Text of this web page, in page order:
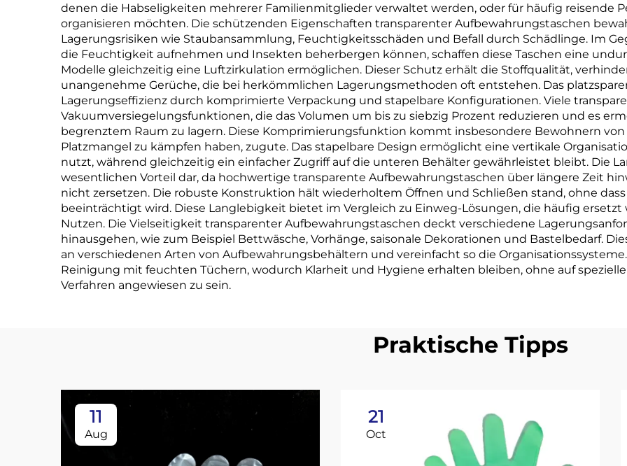
denen die Habseligkeiten mehrerer Familienmitglieder verwaltet werden, oder für häufig reisende
organisieren möchten. Die schützenden Eigenschaften transparenter Aufbewahrungstaschen
Lagerungsrisiken wie Staubansammlung, Feuchtigkeitsschäden und Befall durch Schädlinge. Im
die Feuchtigkeit aufnehmen und Insekten beherbergen können, schaffen diese Taschen eine
Modelle gleichzeitig eine Luftzirkulation ermöglichen. Dieser Schutz erhält die Stoffqualität,
unangenehme Gerüche, die bei herkömmlichen Lagerungsmethoden oft entstehen. Das
Lagerungseffizienz durch komprimierte Verpackung und stapelbare Konfigurationen. Viele
Vakuumversiegelungsfunktionen, die das Volumen um bis zu siebzig Prozent reduzieren und es
begrenztem Raum zu lagern. Diese Komprimierungsfunktion kommt insbesondere Bewohnern
Platzmangel zu kämpfen haben, zugute. Das stapelbare Design ermöglicht eine vertikale
nutzt, während gleichzeitig ein einfacher Zugriff auf die unteren Behälter gewährleistet bleibt. Die
wesentlichen Vorteil dar, da hochwertige transparente Aufbewahrungstaschen über längere Zeit
nicht zersetzen. Die robuste Konstruktion hält wiederholtem Öffnen und Schließen stand, ohne
beeinträchtigt wird. Diese Langlebigkeit bietet im Vergleich zu Einweg-Lösungen, die häufig
Nutzen. Die Vielseitigkeit transparenter Aufbewahrungstaschen deckt verschiedene
hinausgehen, wie zum Beispiel Bettwäsche, Vorhänge, saisonale Dekorationen und Bastelbedarf.
an verschiedenen Arten von Aufbewahrungsbehältern und vereinfacht so die
Reinigung mit feuchten Tüchern, wodurch Klarheit und Hygiene erhalten bleiben, ohne auf
Verfahren angewiesen zu sein.
Praktische Tipps
11
Aug
21
Oct